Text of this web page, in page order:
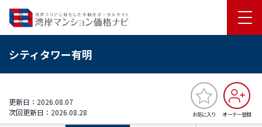
シティタワー有明
お気に入り オーナー登録
更新日：2026.08.07
次回更新日：2026.08.28